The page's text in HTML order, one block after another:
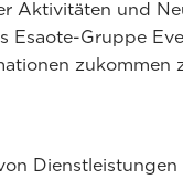
Aktivitäten und
Esaote-Gruppe
zukommen